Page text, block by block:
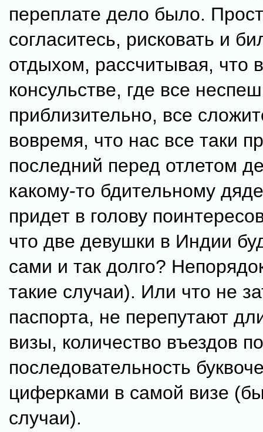
переплате дело было.
согласитесь, рисковать и
отдыхом, рассчитывая, что
консульстве, где все
приблизительно, все
вовремя, что нас все таки
последний перед отлетом
какому-то бдительному
придет в голову
что две девушки в Индии
сами и так долго?
такие случаи). Или что не
паспорта, не перепутают
визы, количество въездов
последовательность
циферками в самой визе
случаи).